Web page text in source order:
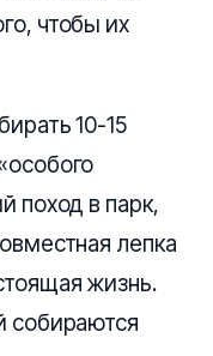
чтобы их
10-15
поход в парк,
лепка
жизнь.
собираются